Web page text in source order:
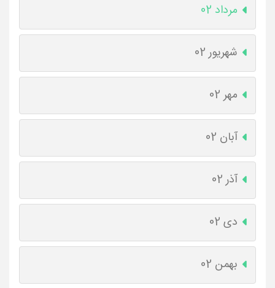
مرداد 02
شهریور 02
مهر 02
آبان 02
آذر 02
دی 02
بهمن 02